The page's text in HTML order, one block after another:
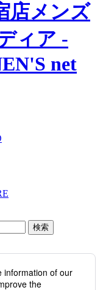
店メンズ
ィア -
net
検索
館アテンダントが提
ーディネート「夏の